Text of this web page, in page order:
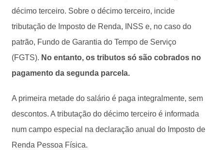
décimo terceiro. Sobre o décimo terceiro, incide
tributação de Imposto de Renda, INSS e, no caso do
patrão, Fundo de Garantia do Tempo de Serviço
(FGTS). No entanto, os tributos só são cobrados no
pagamento da segunda parcela.
A primeira metade do salário é paga integralmente, sem
descontos. A tributação do décimo terceiro é informada
num campo especial na declaração anual do Imposto de
Renda Pessoa Física.